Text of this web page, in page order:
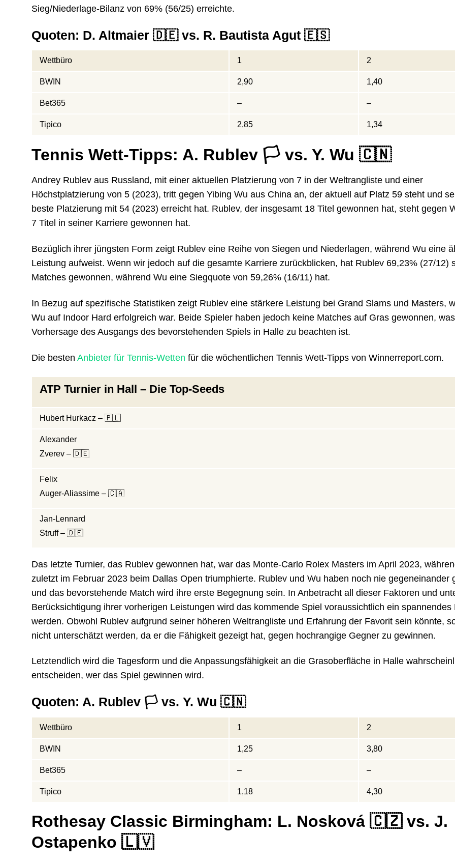
Sieg/Niederlage-Bilanz von 69% (56/25) erreichte.
Quoten: D. Altmaier 🇩🇪 vs. R. Bautista Agut 🇪🇸
Wettbüro 1 2
BWIN 2,90 1,40
Bet365 – –
Tipico 2,85 1,34
Tennis Wett-Tipps: A. Rublev 🏳️ vs. Y. Wu 🇨🇳
Andrey Rublev aus Russland, mit einer aktuellen Platzierung von 7 in der Weltrangliste und einer
Höchstplatzierung von 5 (2023), tritt gegen Yibing Wu aus China an, der aktuell auf Platz 59 steht und
beste Platzierung mit 54 (2023) erreicht hat. Rublev, der insgesamt 18 Titel gewonnen hat, steht gegen
7 Titel in seiner Karriere gewonnen hat.
Bezüglich ihrer jüngsten Form zeigt Rublev eine Reihe von Siegen und Niederlagen, während Wu eine
Leistung aufweist. Wenn wir jedoch auf die gesamte Karriere zurückblicken, hat Rublev 69,23% (27/12)
Matches gewonnen, während Wu eine Siegquote von 59,26% (16/11) hat.
In Bezug auf spezifische Statistiken zeigt Rublev eine stärkere Leistung bei Grand Slams und Masters,
Wu auf Indoor Hard erfolgreich war. Beide Spieler haben jedoch keine Matches auf Gras gewonnen,
Vorhersage des Ausgangs des bevorstehenden Spiels in Halle zu beachten ist.
Die besten Anbieter für Tennis-Wetten für die wöchentlichen Tennis Wett-Tipps von Winnerreport.com.
ATP Turnier in Hall – Die Top-Seeds
Hubert Hurkacz – 🇵🇱
Alexander
Zverev – 🇩🇪
Felix
Auger-Aliassime – 🇨🇦
Jan-Lennard
Struff – 🇩🇪
Das letzte Turnier, das Rublev gewonnen hat, war das Monte-Carlo Rolex Masters im April 2023,
zuletzt im Februar 2023 beim Dallas Open triumphierte. Rublev und Wu haben noch nie gegeneinander
und das bevorstehende Match wird ihre erste Begegnung sein. In Anbetracht all dieser Faktoren und
Berücksichtigung ihrer vorherigen Leistungen wird das kommende Spiel voraussichtlich ein spannendes
werden. Obwohl Rublev aufgrund seiner höheren Weltrangliste und Erfahrung der Favorit sein könnte,
nicht unterschätzt werden, da er die Fähigkeit gezeigt hat, gegen hochrangige Gegner zu gewinnen.
Letztendlich wird die Tagesform und die Anpassungsfähigkeit an die Grasoberfläche in Halle
entscheiden, wer das Spiel gewinnen wird.
Quoten: A. Rublev 🏳️ vs. Y. Wu 🇨🇳
Wettbüro 1 2
BWIN 1,25 3,80
Bet365 – –
Tipico 1,18 4,30
Rothesay Classic Birmingham: L. Nosková 🇨🇿 vs. J.
Ostapenko 🇱🇻